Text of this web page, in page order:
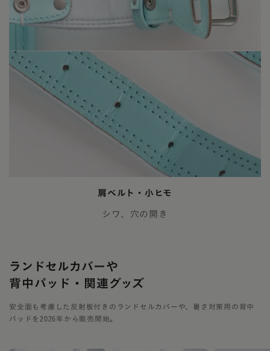
肩ベルト・小ヒモ
シワ、穴の開き
ランドセルカバーや
背中パッド・関連グッズ
安全面も考慮した反射板付きのランドセルカバーや、暑さ対策用の背中
パッドを2026年から販売開始。